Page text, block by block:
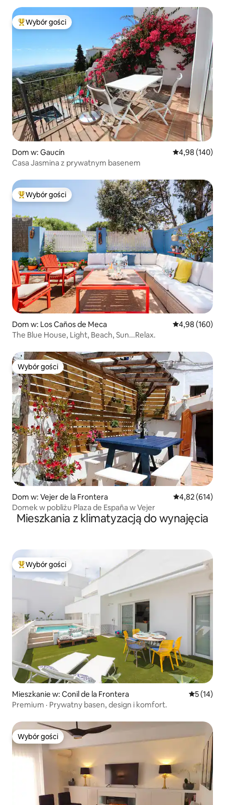
Najpopularniejsze z kategorii Wybór gości
Wybór gości
Dom w: Gaucín Średnia
4,98 (140)
Casa Jasmina z prywatnym basenem
Najpopularniejsze z kategorii Wybór gości
Wybór gości
Dom w: Los Caños de Meca Średnia
4,98 (160)
The Blue House, Light, Beach, Sun...Relax.
Wybór gości
Wybór gości
Dom w: Vejer de la Frontera Średnia
4,82 (614)
Domek w pobliżu Plaza de España w Vejer
Mieszkania z klimatyzacją do wynajęcia
Najpopularniejsze z kategorii Wybór gości
Wybór gości
Mieszkanie w: Conil de la Frontera Średnia
5 (14)
Premium · Prywatny basen, design i komfort.
Wybór gości
Wybór gości